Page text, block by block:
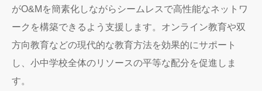
がO&Mを簡素化しながらシームレスで高性能なネットワ
ークを構築できるよう支援します。オンライン教育や双
方向教育などの現代的な教育方法を効果的にサポート
し、小中学校全体のリソースの平等な配分を促進しま
す。